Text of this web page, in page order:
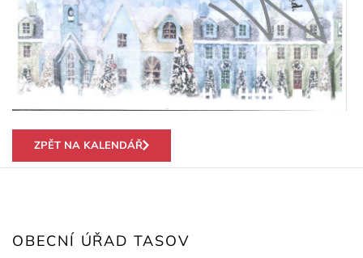
ZPĚT NA KALENDÁŘ
OBECNÍ ÚŘAD TASOV